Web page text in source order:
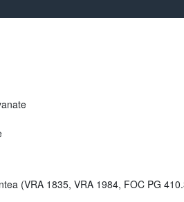
(VRA 1835, VRA 1984, FOC PG